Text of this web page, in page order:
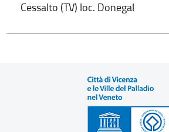
Cessalto (TV) loc. Donegal